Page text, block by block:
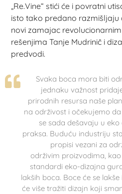
„Re.Vine“ stići će i povratni
isto tako predano razmišljaju
novi zamajac
rešenjima Tanje Mudrinič i
predvodi.
Svaka boca mora biti
jednaku važnost
prirodnih resursa naše
na održivost i očekujemo
se sada dešavaju u
praksa. Buduću industriju
propisi vezani za
održivim proizvodima,
standardi eko-dizajna
lakših boca. Boce će se
će više tražiti dizajn koji